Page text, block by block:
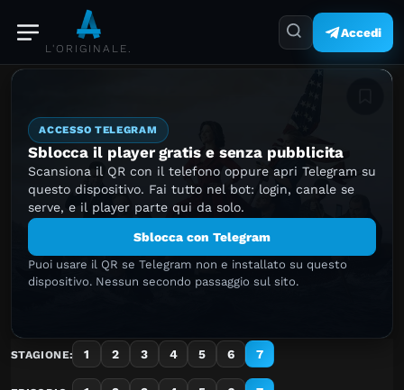
L'ORIGINALE.
Accedi
ACCESSO TELEGRAM
Sblocca il player gratis e senza pubblicita
Scansiona il QR con il telefono oppure apri Telegram su
questo dispositivo. Fai tutto nel bot: login, canale se
serve, e il player parte qui da solo.
Sblocca con Telegram
Puoi usare il QR se Telegram non e installato su questo
dispositivo. Nessun secondo passaggio sul sito.
STAGIONE: 1 2 3 4 5 6 7